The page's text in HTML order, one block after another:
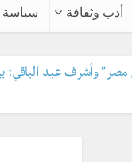
أدب وثقافة سياسة
وأشرف عبد الباقي: